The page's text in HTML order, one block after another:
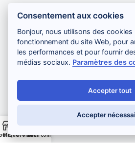
Mes favorisPanier
Mon compte
Salut !
Consentement aux cookies
Bonjour, nous utilisons des
fonctionnement du site Web, pour
les performances et pour fournir
médias sociaux. Paramètres des
Accepter tout
Accepter